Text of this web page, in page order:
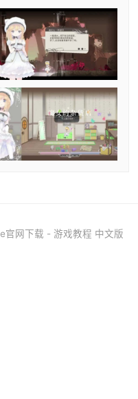
网下载 - 游戏教程 中文版